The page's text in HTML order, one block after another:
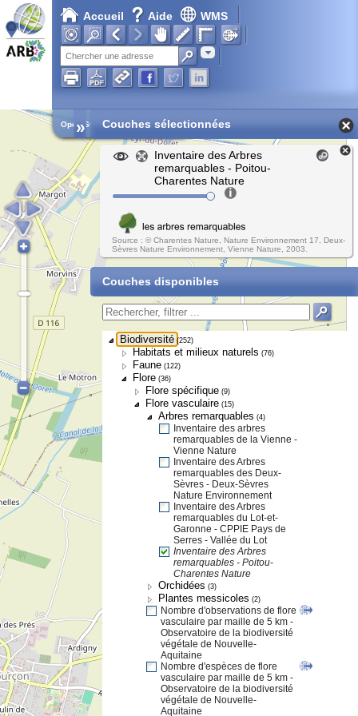
Accueil Aide WMS
Adresse
Open Street Map
» Couches sélectionnées
Inventaire des Arbres
remarquables - Poitou-
Charentes Nature
Source : © Charentes Nature, Nature Environnement 17, Deux-
Sèvres Nature Environnement, Vienne Nature, 2003.
Couches disponibles
Biodiversité (252)
Habitats et milieux naturels (76)
Faune (122)
Flore (36)
Flore spécifique (9)
Flore vasculaire (15)
Arbres remarquables (4)
Inventaire des arbres
remarquables de la Vienne -
Vienne Nature
Inventaire des Arbres
remarquables des Deux-
Sèvres - Deux-Sèvres
Nature Environnement
Inventaire des Arbres
remarquables du Lot-et-
Garonne - CPPIE Pays de
Serres - Vallée du Lot
Inventaire des Arbres
remarquables - Poitou-
Charentes Nature
Orchidées (3)
Plantes messicoles (2)
Nombre d'observations de flore
vasculaire par maille de 5 km -
Observatoire de la biodiversité
végétale de Nouvelle-
Aquitaine
Nombre d'espèces de flore
vasculaire par maille de 5 km -
Observatoire de la biodiversité
végétale de Nouvelle-
Aquitaine